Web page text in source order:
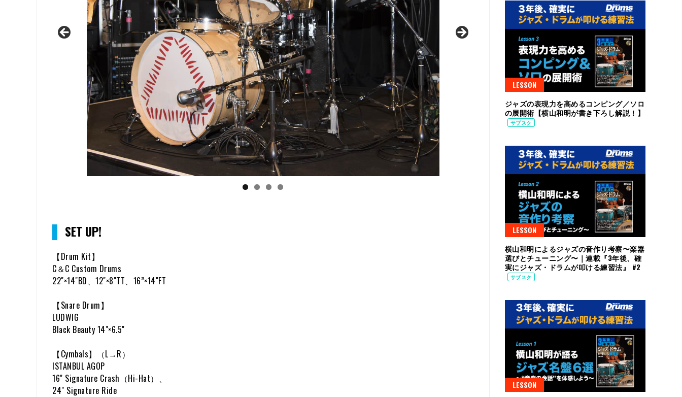
SET UP!
【Drum Kit】
C＆C Custom Drums
22"×14"BD、12"×8"TT、16”×14"FT
【Snare Drum】
LUDWIG
Black Beauty 14"×6.5"
【Cymbals】（L→R）
ISTANBUL AGOP
16" Signature Crash（Hi-Hat）、
24" Signature Ride
LESSON
ジャズの表現力を高めるコンピング／ソロ
の展開術【横山和明が書き下ろし解説！】
サブスク
LESSON
横山和明によるジャズの音作り考察〜楽器
選びとチューニング〜｜連載『3年後、確
実にジャズ・ドラムが叩ける練習法』 #2
サブスク
LESSON